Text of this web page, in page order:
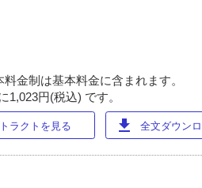
金制は基本料金に含まれます。
円(税込) です。
ラクトを見る download 全文ダウン